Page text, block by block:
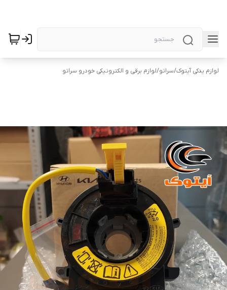
لوازم یدکی آیتوک/سراتو/لوازم برقی و الکترونیکی خودرو سراتو